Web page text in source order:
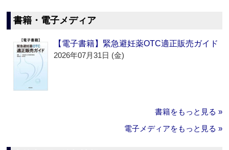
書籍・電子メディア
【電子書籍】緊急避妊薬OTC適正販売ガイド
2026年07月31日 (金)
書籍をもっと見る »
電子メディアをもっと見る »